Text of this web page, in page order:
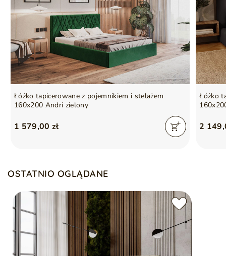
Łóżko tapicerowane z pojemnikiem i stelażem
160x200 Andri zielony
1 579,00 zł
Łóżko
2
OSTATNIO OGLĄDANE